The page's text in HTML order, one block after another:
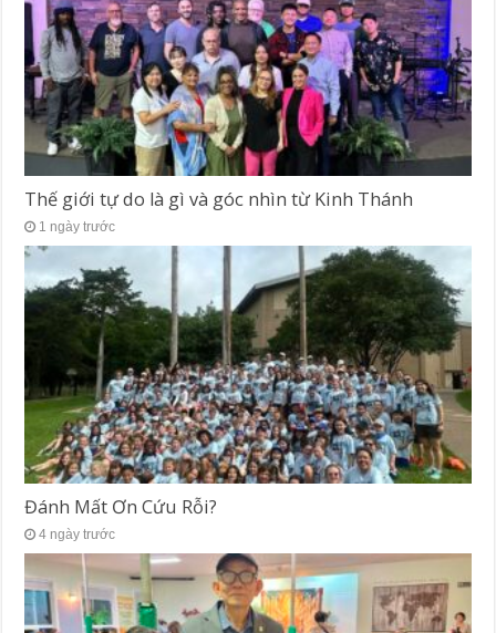
Thế giới tự do là gì và góc nhìn từ Kinh Thánh
1 ngày trước
Đánh Mất Ơn Cứu Rỗi?
4 ngày trước